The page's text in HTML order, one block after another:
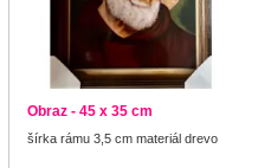
Obraz - 45 x 35 cm
šírka rámu 3,5 cm materiál drevo